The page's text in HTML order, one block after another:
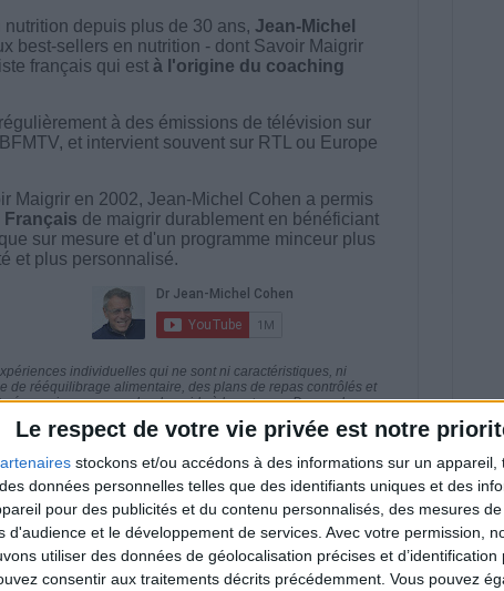
Le respect de votre vie privée est notre
stockons et/ou accédons à des informations sur un appareil,
données personnelles telles que des identifiants uniques et des
pour des publicités et du contenu personnalisés, des mesures
d'audience et le développement de services. Avec votre permission,
utiliser des données de géolocalisation précises et d’identification
consentir aux traitements décrits précédemment. Vous pouvez
depuis plus de 30 ans, Jean-Michel
best-sellers en nutrition - dont Savoir Maigrir
français qui est à l'origine du coaching
à des émissions de télévision sur
et intervient souvent sur RTL ou Europe
Maigrir en 2002, Jean-Michel Cohen a permis
Français de maigrir durablement en bénéficiant
sur mesure et d'un programme minceur plus
et plus personnalisé.
individuelles qui ne sont ni caractéristiques, ni
de rééquilibrage alimentaire, des plans de repas contrôlés et
pour perdre du poids à long terme. Demandez
d'entreprendre un régime amincissant, un programme
Motivation Voir tout